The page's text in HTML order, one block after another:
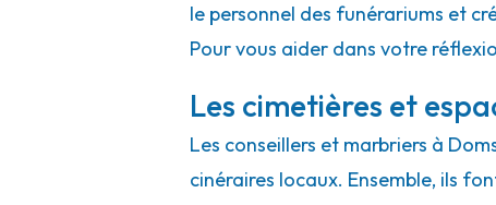
le personnel des funérariums et
Pour vous aider dans votre
Les cimetières et
Les conseillers et marbriers à
cinéraires locaux. Ensemble, ils